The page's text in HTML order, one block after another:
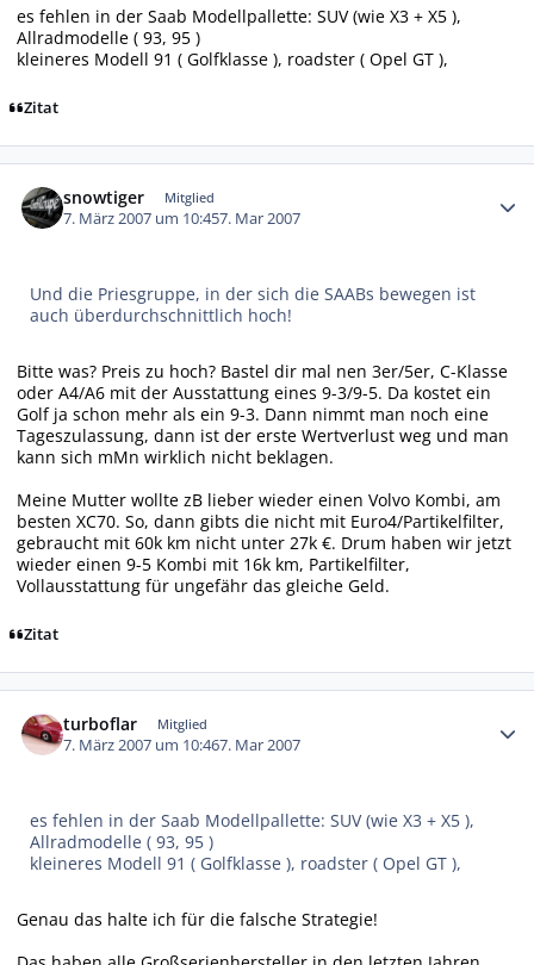
es fehlen in der Saab Modellpallette: SUV (wie X3 + X5 ),
Allradmodelle ( 93, 95 )
kleineres Modell 91 ( Golfklasse ), roadster ( Opel GT ),
Zitat
snowtiger Mitglied
7. März 2007 um 10:457. Mar 2007
Und die Priesgruppe, in der sich die SAABs bewegen ist
auch überdurchschnittlich hoch!
Bitte was? Preis zu hoch? Bastel dir mal nen 3er/5er, C-Klasse
oder A4/A6 mit der Ausstattung eines 9-3/9-5. Da kostet ein
Golf ja schon mehr als ein 9-3. Dann nimmt man noch eine
Tageszulassung, dann ist der erste Wertverlust weg und man
kann sich mMn wirklich nicht beklagen.
Meine Mutter wollte zB lieber wieder einen Volvo Kombi, am
besten XC70. So, dann gibts die nicht mit Euro4/Partikelfilter,
gebraucht mit 60k km nicht unter 27k €. Drum haben wir jetzt
wieder einen 9-5 Kombi mit 16k km, Partikelfilter,
Vollausstattung für ungefähr das gleiche Geld.
Zitat
turboflar Mitglied
7. März 2007 um 10:467. Mar 2007
es fehlen in der Saab Modellpallette: SUV (wie X3 + X5 ),
Allradmodelle ( 93, 95 )
kleineres Modell 91 ( Golfklasse ), roadster ( Opel GT ),
Genau das halte ich für die falsche Strategie!